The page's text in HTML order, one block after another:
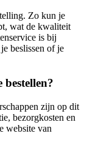
Zo kun je
wat de kwaliteit
is bij
beslissen of je
zijn op dit
bezorgkosten en
website van